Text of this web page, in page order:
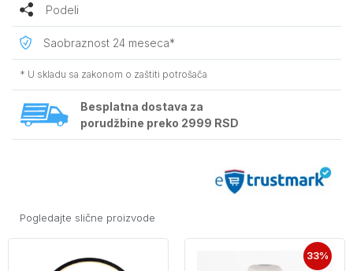
Podeli
Saobraznost 24 meseca*
* U skladu sa zakonom o zaštiti potrošača
Besplatna dostava za
porudžbine preko 2999 RSD
Pogledajte slične proizvode
33%